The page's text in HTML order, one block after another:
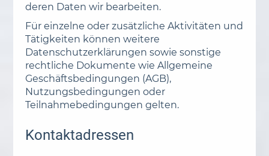
deren Daten wir bearbeiten.
Für einzelne oder zusätzliche Aktivitäten und
Tätigkeiten können weitere
Datenschutzerklärungen sowie sonstige
rechtliche Dokumente wie Allgemeine
Geschäftsbedingungen (AGB),
Nutzungsbedingungen oder
Teilnahmebedingungen gelten.
Kontaktadressen